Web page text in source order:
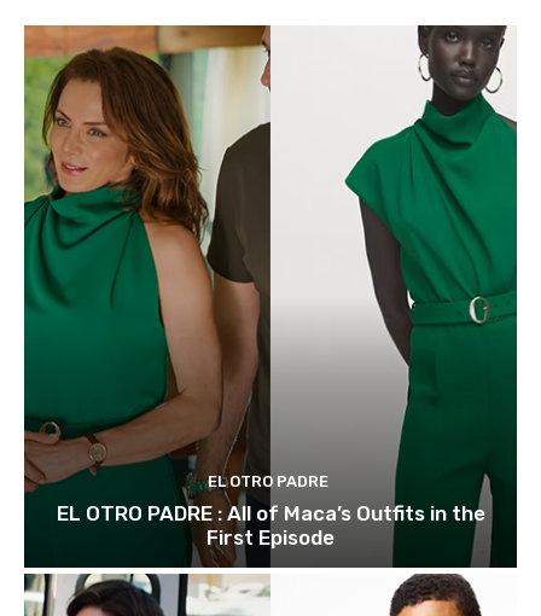
EL OTRO PADRE
EL OTRO PADRE : All of Maca’s Outfits in the
First Episode